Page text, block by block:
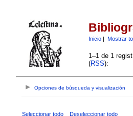
Inicio| Mostrar
1–1 de 1
(RSS):
Opciones de búsqueda y visualización
Seleccionar todo Deseleccionar todo